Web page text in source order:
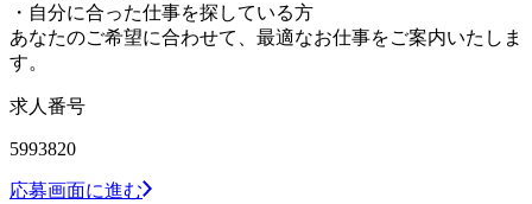
・自分に合った仕事を探している方
あなたのご希望に合わせて、最適なお仕事をご案内いたしま
す。
求人番号
5993820
応募画面に進む